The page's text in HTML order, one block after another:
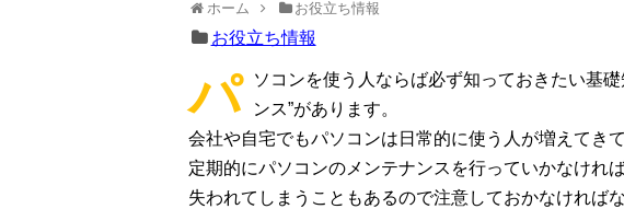
ホーム お役立ち情報
お役立ち情報
パ
ソコンを使う人ならば必ず知っておきたい基
ンス”があります。
会社や自宅でもパソコンは日常的に使う人が増えてきて
定期的にパソコンのメンテナンスを行っていかなけれ
失われてしまうこともあるので注意しておかなければな